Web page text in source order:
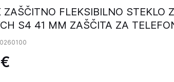
ZAŠČITNO FLEKSIBILNO STEKLO
S4 41 MM ZAŠČITA ZA
€